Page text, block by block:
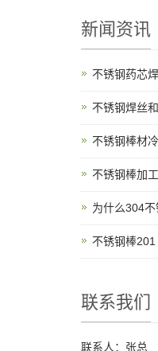
新闻资讯
不锈钢药芯
不锈钢焊丝
不锈钢棒材
不锈钢棒加
为什么304不
不锈钢棒201
联系我们
联系人：张总